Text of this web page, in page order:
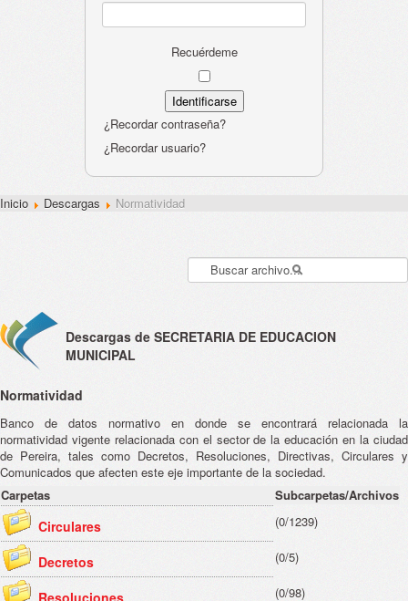
Recuérdeme
¿Recordar contraseña?
¿Recordar usuario?
Inicio Descargas Normatividad
Descargas de SECRETARIA DE EDUCACION
MUNICIPAL
Normatividad
Banco de datos normativo en donde se encontrará relacionada la
normatividad vigente relacionada con el sector de la educación en la ciudad
de Pereira, tales como Decretos, Resoluciones, Directivas, Circulares y
Comunicados que afecten este eje importante de la sociedad.
Carpetas
Subcarpetas/Archivos
Circulares (0/1239)
Decretos (0/5)
Resoluciones (0/98)